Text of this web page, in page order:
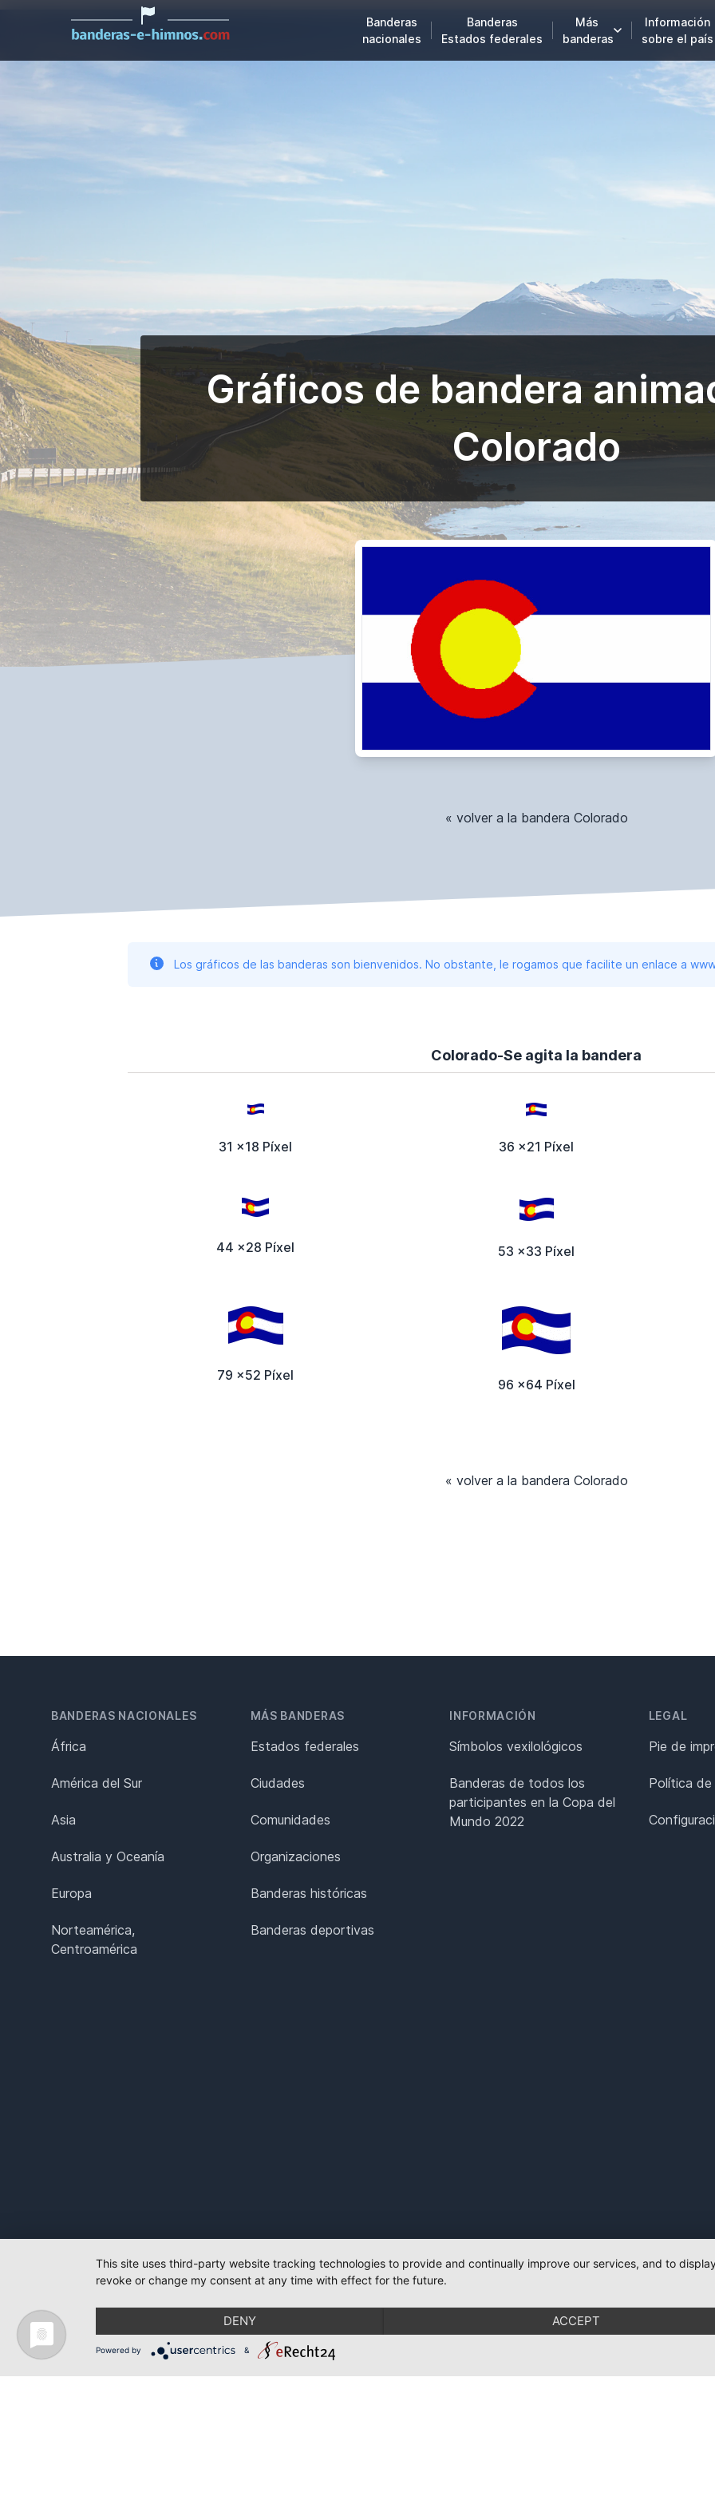
Banderas
nacionales
Banderas
Estados federales
Más
banderas
Información
sobre el país
Gráficos de bandera
Colorado
« volver a la bandera Colorado
Los gráficos de las banderas son bienvenidos. No obstante, le rogamos que facilite un enlace a
Colorado-Se agita la bandera
31 x18 Píxel 36 x21 Píxel
44 x28 Píxel 53 x33 Píxel
79 x52 Píxel
96 x64 Píxel
« volver a la bandera Colorado
BANDERAS NACIONALES
África
América del Sur
Asia
Australia y Oceanía
Europa
Norteamérica,
Centroamérica
MÁS BANDERAS
Estados federales
Ciudades
Comunidades
Organizaciones
Banderas históricas
Banderas deportivas
INFORMACIÓN
Símbolos vexilológicos
Banderas de todos los
participantes en la Copa del
Mundo 2022
LEGAL
Pie de
Política de
This site uses third-party website tracking technologies to provide and continually improve our services, and to
revoke or change my consent at any time with effect for the future.
DENY ACCEPT
Powered by &